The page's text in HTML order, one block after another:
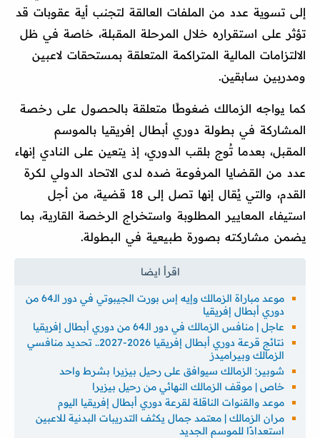
إلى تسوية عدد من الملفات العالقة لتجنب أية عقوبات قد
تؤثر على استقراره خلال المرحلة المقبلة، خاصة في ظل
الالتزامات المالية المتراكمة المتعلقة بمستحقات لاعبين
ومدربين سابقين.
كما يواجه الزمالك ضغوطًا متعلقة بالحصول على رخصة
المشاركة في بطولة دوري أبطال إفريقيا بالموسم
المقبل، بعدما تُوج بلقب الدوري، إذ يتعين على النادي إنهاء
عدد من القضايا المرفوعة ضده لدى الاتحاد الدولي لكرة
القدم، والتي يُقال إنها تصل إلى 18 قضية، من أجل
استيفاء المعايير المطلوبة واستخراج الرخصة القارية، بما
يضمن مشاركته بصورة طبيعية في البطولة.
موعد مباراة الزمالك وإيه إس بورت الجيبوتي في دور الـ64 من
دوري أبطال إفريقيا
عاجل | منافس الزمالك في دور الـ64 من دوري أبطال إفريقيا
نتائج قرعة دوري أبطال إفريقيا 2026-2027.. تحديد منافسي
الزمالك وبيراميدز
شوبير: الزمالك سيوافق على رحيل بيزيرا بشرط واحد
خاص | موقف الزمالك النهائي من رحيل بيزيرا
موعد والقنوات الناقلة لقرعة دوري أبطال إفريقيا اليوم
مران الزمالك | معتمد جمال يكثف التدريبات البدنية للاعبين
استعدادًا للموسم الجديد